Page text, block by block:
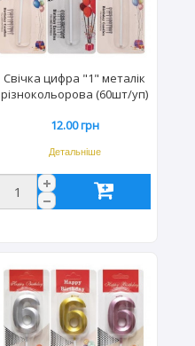
Свічка цифра "1" металік
різнокольорова (60шт/уп)
12.00 грн
Детальніше